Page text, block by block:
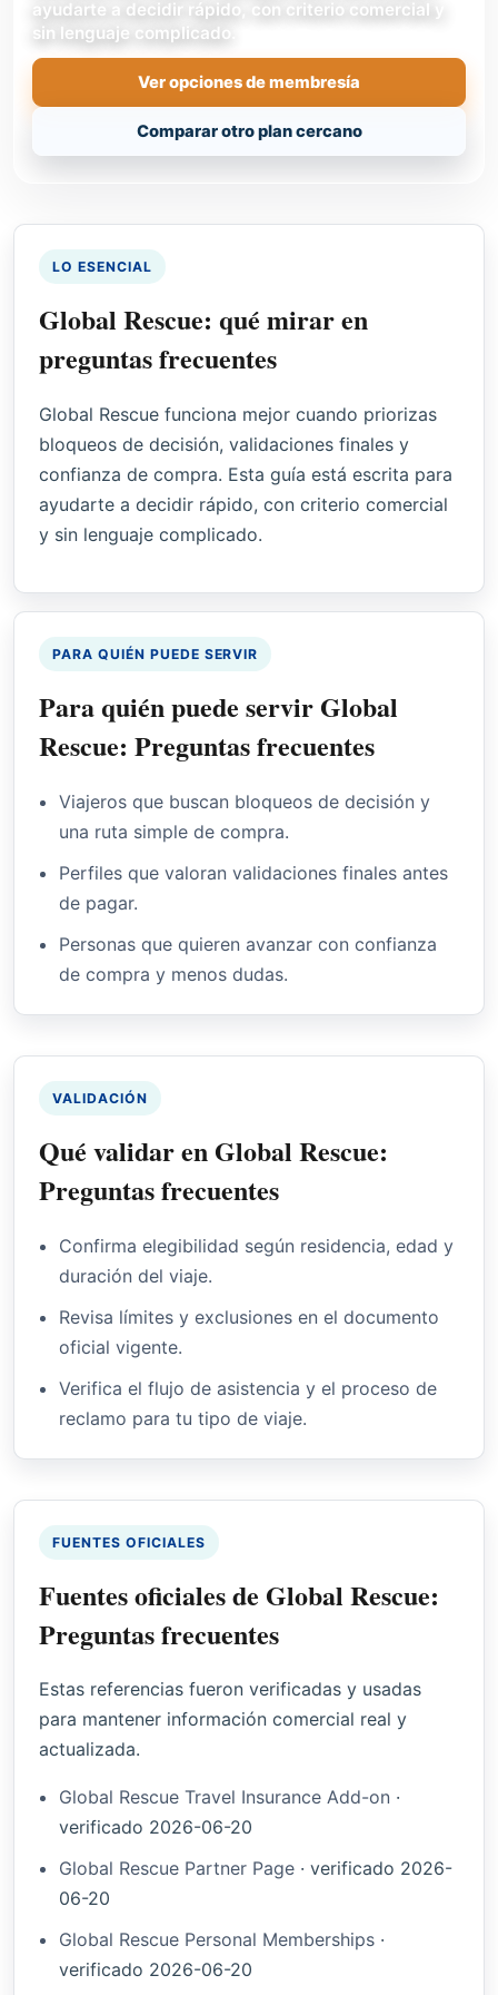
ayudarte a decidir rápido, con criterio comercial y
sin lenguaje complicado.
Ver opciones de membresía
Comparar otro plan cercano
LO ESENCIAL
Global Rescue: qué mirar en
preguntas frecuentes
Global Rescue funciona mejor cuando priorizas
bloqueos de decisión, validaciones finales y
confianza de compra. Esta guía está escrita para
ayudarte a decidir rápido, con criterio comercial
y sin lenguaje complicado.
PARA QUIÉN PUEDE SERVIR
Para quién puede servir Global
Rescue: Preguntas frecuentes
Viajeros que buscan bloqueos de decisión y
una ruta simple de compra.
Perfiles que valoran validaciones finales antes
de pagar.
Personas que quieren avanzar con confianza
de compra y menos dudas.
VALIDACIÓN
Qué validar en Global Rescue:
Preguntas frecuentes
Confirma elegibilidad según residencia, edad y
duración del viaje.
Revisa límites y exclusiones en el documento
oficial vigente.
Verifica el flujo de asistencia y el proceso de
reclamo para tu tipo de viaje.
FUENTES OFICIALES
Fuentes oficiales de Global Rescue:
Preguntas frecuentes
Estas referencias fueron verificadas y usadas
para mantener información comercial real y
actualizada.
Global Rescue Travel Insurance Add-on ·
verificado 2026-06-20
Global Rescue Partner Page · verificado 2026-
06-20
Global Rescue Personal Memberships ·
verificado 2026-06-20